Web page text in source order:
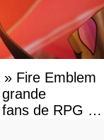
Fire Emblem
de RPG en